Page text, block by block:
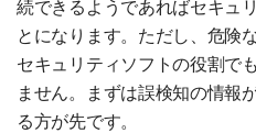
続できるようであればセキュ
とになります。ただし、危険
セキュリティソフトの役割で
ません。まずは誤検知の情報
る方が先です。